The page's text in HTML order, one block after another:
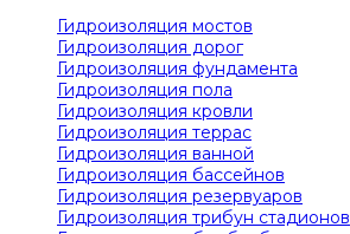
Гидроизоляция мостов
Гидроизоляция дорог
Гидроизоляция фундамента
Гидроизоляция пола
Гидроизоляция кровли
Гидроизоляция террас
Гидроизоляция ванной
Гидроизоляция бассейнов
Гидроизоляция резервуаров
Гидроизоляция трибун стадионов